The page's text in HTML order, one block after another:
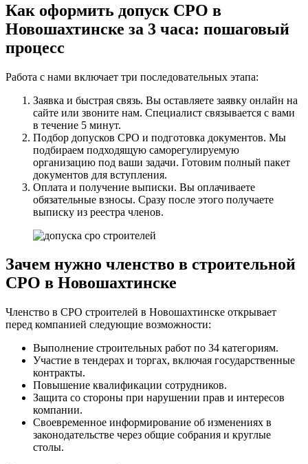
Как оформить допуск СРО в
Новошахтинске за 3 часа: пошаговый
процесс
Работа с нами включает три последовательных этапа:
Заявка и быстрая связь. Вы оставляете заявку онлайн на
сайте или звоните нам. Специалист связывается с вами
в течение 5 минут.
Подбор допусков СРО и подготовка документов. Мы
подбираем подходящую саморегулируемую
организацию под ваши задачи. Готовим полный пакет
документов для вступления.
Оплата и получение выписки. Вы оплачиваете
обязательные взносы. Сразу после этого получаете
выписку из реестра членов.
Зачем нужно членство в строительной
СРО в Новошахтинске
Членство в СРО строителей в Новошахтинске открывает
перед компанией следующие возможности:
Выполнение строительных работ по 34 категориям.
Участие в тендерах и торгах, включая государственные
контракты.
Повышение квалификации сотрудников.
Защита со стороны при нарушении прав и интересов
компании.
Своевременное информирование об изменениях в
законодательстве через общие собрания и круглые
столы.